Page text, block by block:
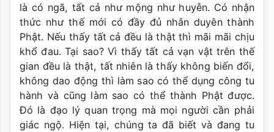
là có ngã, tất cả như mộng như huyễn. Có nhận
thức như thế mới có đầy đủ nhân duyên thành
Phật. Nếu thấy tất cả đều là thật thì mãi mãi chịu
khổ đau. Tại sao? Vì thấy tất cả vạn vật trên thế
gian đều là thật, tất nhiên là thấy không biến đổi,
không dao động thì làm sao có thể dụng công tu
hành và cũng làm sao có thể thành Phật được.
Đó là đạo lý quan trọng mà mọi người cần phải
giác ngộ. Hiện tại, chúng ta đã biết và đang tu